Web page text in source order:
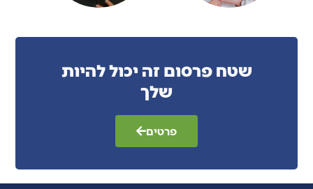
שטח פרסום זה יכול להיות
שלך
פרטים